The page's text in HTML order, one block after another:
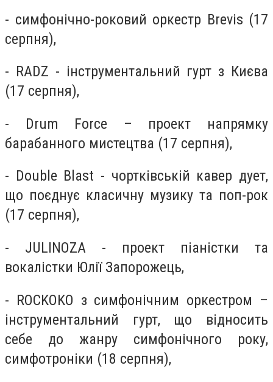
- симфонічно-роковий оркестр Brevis (17
серпня),
- RADZ - інструментальний гурт з Києва
(17 серпня),
- Drum Force – проект напрямку
барабанного мистецтва (17 серпня),
- Double Blast - чортківській кавер дует,
що поєднує класичну музику та поп-рок
(17 серпня),
- JULINOZA - проект піаністки та
вокалістки Юлії Запорожець,
- ROCKOKO з симфонічним оркестром –
інструментальний гурт, що відносить
себе до жанру симфонічного року,
симфотроніки (18 серпня),